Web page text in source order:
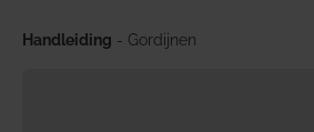
Handleiding - Gordijnen